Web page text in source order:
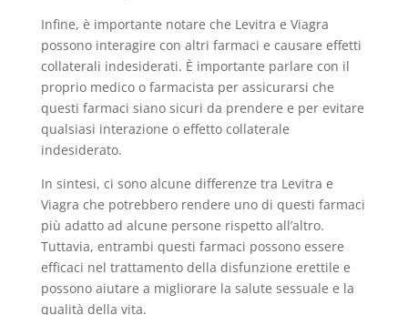
Infine, è importante notare che Levitra e Viagra
possono interagire con altri farmaci e causare effetti
collaterali indesiderati. È importante parlare con il
proprio medico o farmacista per assicurarsi che
questi farmaci siano sicuri da prendere e per evitare
qualsiasi interazione o effetto collaterale
indesiderato.
In sintesi, ci sono alcune differenze tra Levitra e
Viagra che potrebbero rendere uno di questi farmaci
più adatto ad alcune persone rispetto all’altro.
Tuttavia, entrambi questi farmaci possono essere
efficaci nel trattamento della disfunzione erettile e
possono aiutare a migliorare la salute sessuale e la
qualità della vita.